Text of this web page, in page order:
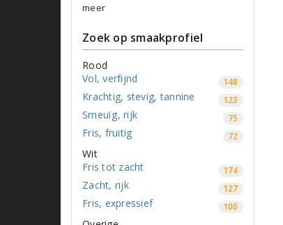
meer
Zoek op smaakprofiel
Rood
Vol, verfijnd
148
Krachtig, stevig, tannine 123
Smeuïg, rijk 75
Fris, fruitig 72
Wit
Fris tot zacht
174
Zacht, rijk 127
Fris, expressief 100